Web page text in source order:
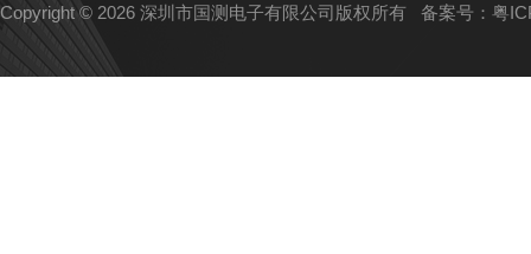
Copyright © 2026 深圳市国测电子有限公司版权所有 备案号：粤